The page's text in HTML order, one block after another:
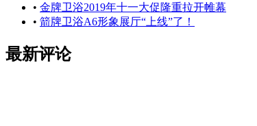
• 金牌卫浴2019年十一大促隆重拉开帷幕
• 箭牌卫浴A6形象展厅“上线”了！
最新评论